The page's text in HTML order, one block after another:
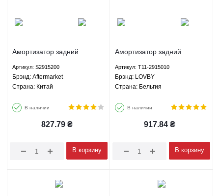
Амортизатор задний
Лифан X60 Aftermarket
S2915200
Артикул: S2915200
Брэнд: Aftermarket
Страна: Китай
В наличии
827.79 ₴
В корзину
Амортизатор задний
Лифан X60 LOVBY T11-
2915010
Артикул: T11-2915010
Брэнд: LOVBY
Страна: Бельгия
В наличии
917.84 ₴
В корзину